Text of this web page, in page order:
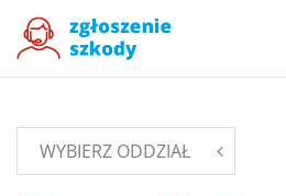
WYBIERZ ODDZIAŁ